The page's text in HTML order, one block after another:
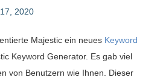
2020
Majestic ein neues Keyword
Keyword Generator. Es gab viel
von Benutzern wie Ihnen. Dieser